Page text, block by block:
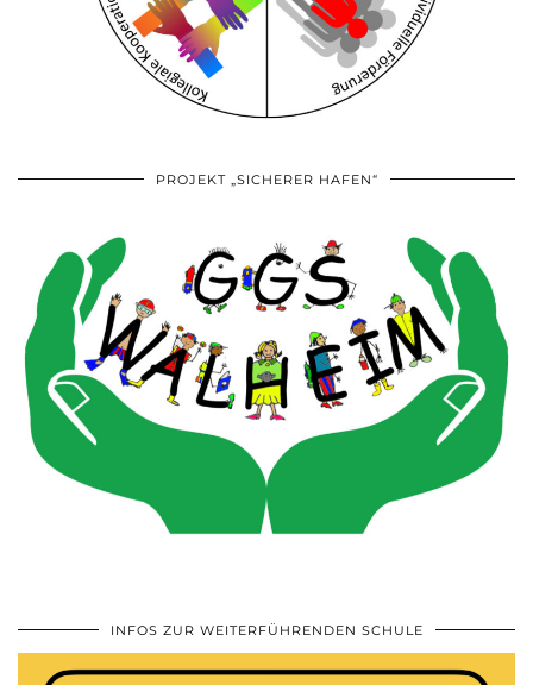
PROJEKT „SICHERER HAFEN“
INFOS ZUR WEITERFÜHRENDEN SCHULE